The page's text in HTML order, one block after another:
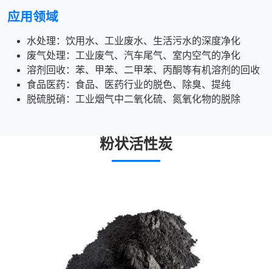
应用领域
水处理：饮用水、工业废水、生活污水的深度净化
废气处理：工业废气、汽车尾气、室内空气的净化
溶剂回收：苯、甲苯、二甲苯、丙酮等有机溶剂的回收
食品医药：食品、医药行业的脱色、除臭、提纯
脱硫脱硝：工业烟气中二氧化硫、氮氧化物的脱除
粉状活性炭